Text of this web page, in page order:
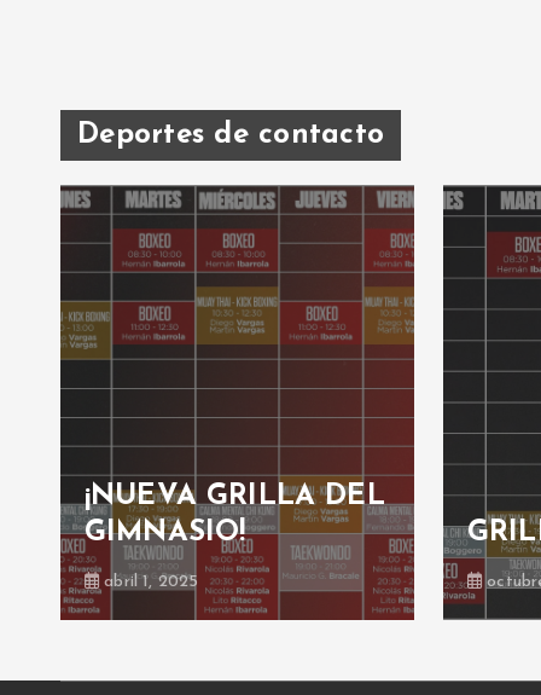
Deportes de contacto
¡NUEVA GRILLA DEL
GIMNASIO!
abril 1, 2025